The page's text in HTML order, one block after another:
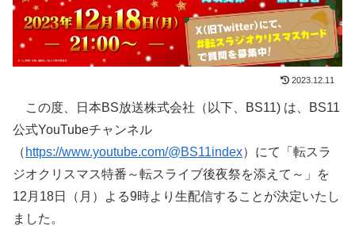
2023.12.11
この度、日本BS放送株式会社（以下、BS11) は、BS11
公式YouTubeチャンネル
（ https://www.youtube.com/@BS11index）にて「転スラ
ジオクリスマス特番～転スライブ後夜祭を添えて～」を
12月18日（月）よる9時より生配信することが決定いたし
ました。